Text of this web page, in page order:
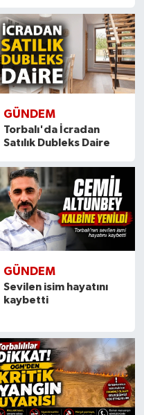
GÜNDEM
Torbalı'da İcradan
Satılık Dubleks Daire
GÜNDEM
Sevilen isim hayatını
kaybetti